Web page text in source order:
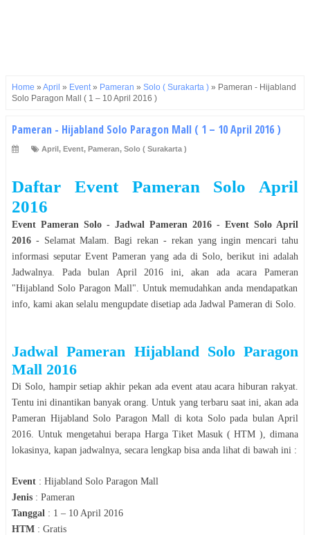
Home » April » Event» Pameran » Solo ( Surakarta ) » Pameran - Hijabland
Solo Paragon Mall ( 1 – 10 April 2016 )
Pameran - Hijabland Solo Paragon Mall ( 1 – 10 April 2016 )
April, Event, Pameran, Solo ( Surakarta )
Daftar Event Pameran Solo
April
2016
Event Pameran Solo - Jadwal Pameran 2016 - Event Solo April
2016 - SelamatMalam . Bagi rekan - rekan yang ingin mencari tahu
informasi seputar Event Pameran yang ada di Solo , berikut ini adalah
Jadwalnya. Pada bulan April 2016 ini, akan ada acaraPameran
"Hijabland Solo Paragon Mall ". Untuk memudahkan anda mendapatkan
info, kami akan selalu mengupdate disetiap ada Jadwal Pameran di Solo
JadwalPameran Hijabland Solo Paragon
Mall 2016
Di Solo, hampir setiap akhir pekan ada event atau acara hiburan rakyat.
Tentu ini dinantikan banyak orang. Untuk yang terbaru saat ini, akan ada
Pameran Hijabland Solo Paragon Mall di kota Solopada bulan April
2016 . Untuk mengetahui berapa Harga Tiket Masuk ( HTM ), dimana
lokasinya, kapan jadwalnya, secara lengkap bisa anda lihat di bawah ini :
Event : Hijabland Solo Paragon Mall
Jenis : Pameran
Tanggal : 1 – 10 April 2016
HTM : Gratis